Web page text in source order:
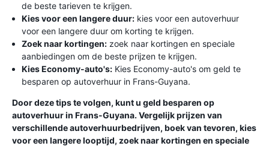
de beste tarieven te krijgen.
Kies voor een langere duur: kies voor een autoverhuur
voor een langere duur om korting te krijgen.
Zoek naar kortingen: zoek naar kortingen en speciale
aanbiedingen om de beste prijzen te krijgen.
Kies Economy-auto's: Kies Economy-auto's om geld te
besparen op autoverhuur in Frans-Guyana.
Door deze tips te volgen, kunt u geld besparen op
autoverhuur in Frans-Guyana. Vergelijk prijzen van
verschillende autoverhuurbedrijven, boek van tevoren, kies
voor een langere looptijd, zoek naar kortingen en speciale